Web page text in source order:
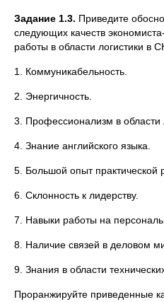
Задание 1.3. Приведите
следующих качеств
работы в области логистики в
1. Коммуникабельность.
2. Энергичность.
3. Профессионализм в области
4. Знание английского языка.
5. Большой опыт практической
6. Склонность к лидерству.
7. Навыки работы на
8. Наличие связей в деловом
9. Знания в области
Проранжируйте приведенные